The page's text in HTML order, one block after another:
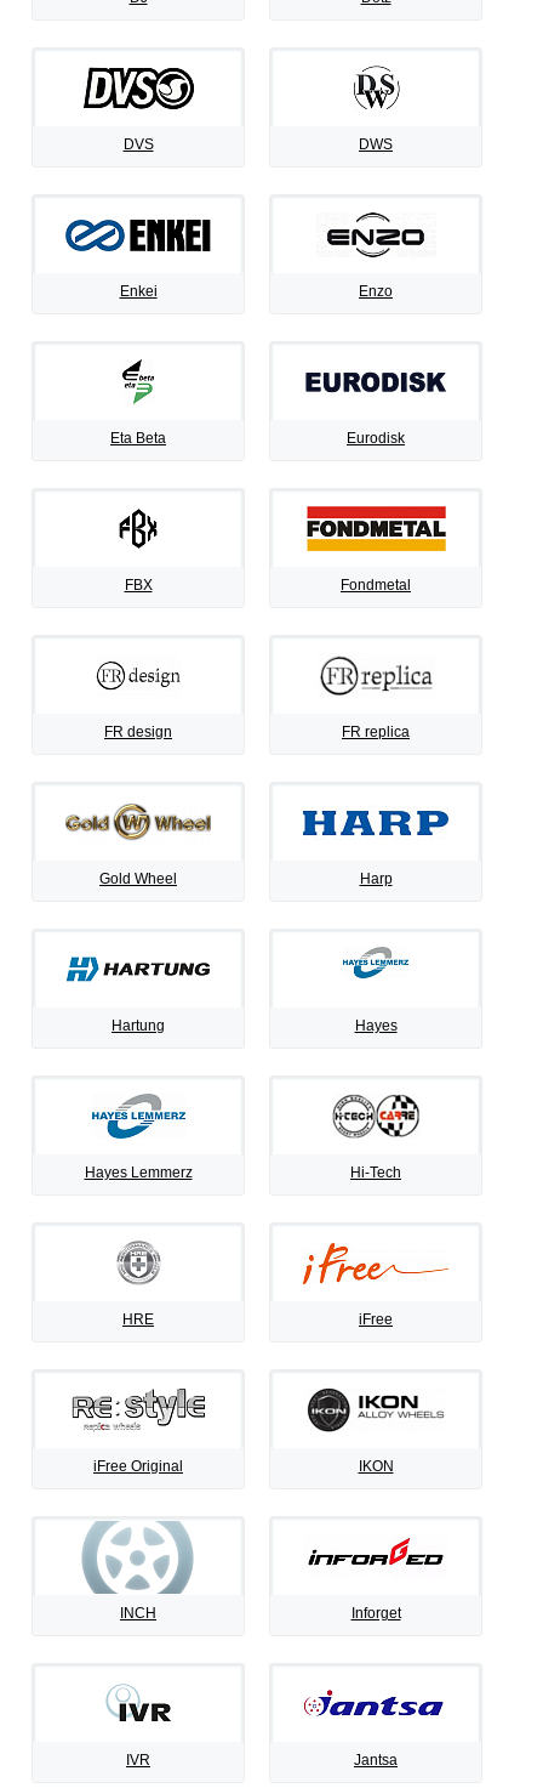
DVS DWS
Enkei Enzo
Eta Beta Eurodisk
FBX Fondmetal
FR design FR replica
Gold Wheel Harp
Hartung Hayes
Hayes Lemmerz Hi-Tech
HRE iFree
iFree Original IKON
INCH Inforget
IVR Jantsa